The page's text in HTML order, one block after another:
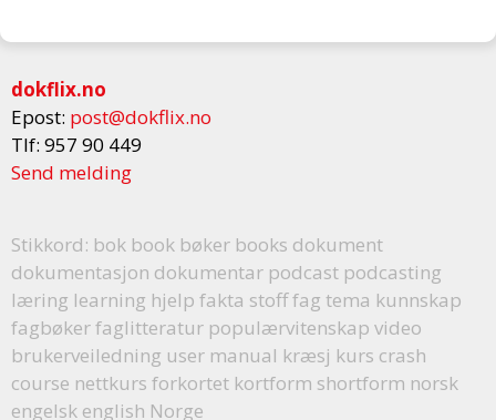
dokflix.no
Epost: post@dokflix.no
Tlf: 957 90 449
Send melding
Stikkord: bok book bøker books dokument
dokumentasjon dokumentar podcast podcasting
læring learning hjelp fakta stoff fag tema kunnskap
fagbøker faglitteratur populærvitenskap video
brukerveiledning user manual kræsj kurs crash
course nettkurs forkortet kortform shortform norsk
engelsk english Norge